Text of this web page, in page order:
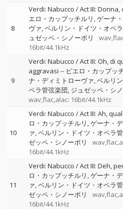
8
Verdi: Nabucco / Act III: Donna,
エロ・カップッチルリ ゲーナ
ヴァ ベルリン・ドイツ・オペ
ュゼッペ・シノーポリ
16bit/44.1kHz
9
Verdi: Nabucco / Act III: Oh, di
aggravasi -- ピエロ・カップッ
ナ・ディミトローヴァ ベルリ
ペラ管弦楽団 ジュゼッペ・シ
wav,flac,alac: 16bit/44.1kHz
10
Verdi: Nabucco / Act III: Ah,
ロ・カップッチルリ ゲーナ・
ァ ベルリン・ドイツ・オペラ
ゼッペ・シノーポリ
16bit/44.1kHz
11
Verdi: Nabucco / Act III: Deh,
ロ・カップッチルリ ゲーナ・
ァ ベルリン・ドイツ・オペラ
ゼッペ・シノーポリ
16bit/44.1kHz